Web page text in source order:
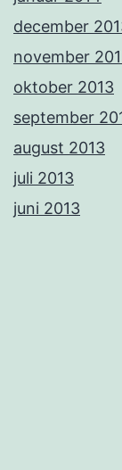
december
november
oktober 2013
september
august 2013
juli 2013
juni 2013